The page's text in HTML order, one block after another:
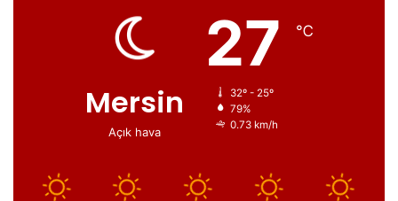
Mersin
Açık hava
27 ℃
32º - 25º
79%
0.73 km/h